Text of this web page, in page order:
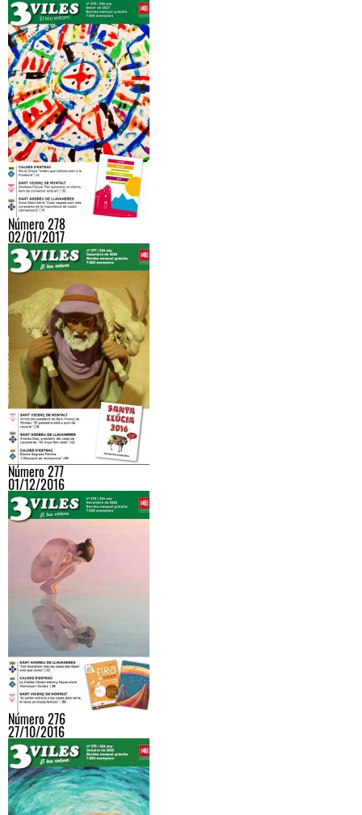
Número 278
02/01/2017
Número 277
01/12/2016
Número 276
27/10/2016